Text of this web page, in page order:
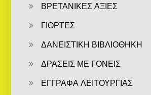
ΒΡΕΤΑΝΙΚΕΣ ΑΞΙΕΣ
ΓΙΟΡΤΕΣ
ΔΑΝΕΙΣΤΙΚΗ ΒΙΒΛΙΟΘΗΚΗ
ΔΡΑΣΕΙΣ ΜΕ ΓΟΝΕΙΣ
ΕΓΓΡΑΦΑ ΛΕΙΤΟΥΡΓΙΑΣ